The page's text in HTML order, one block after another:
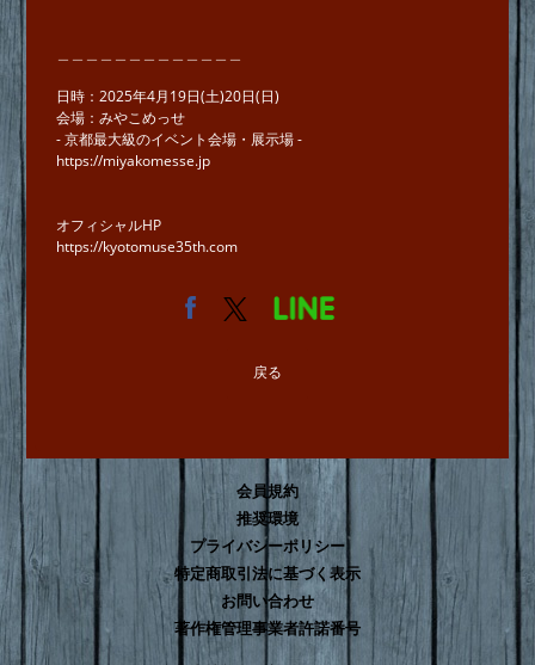
日時：2025年4月19日(土)20日(日)
会場：みやこめっせ
- 京都最大級のイベント会場・展示場 -
https://miyakomesse.jp
オフィシャルHP
https://kyotomuse35th.com
戻る
会員規約
推奨環境
プライバシーポリシー
特定商取引法に基づく表示
お問い合わせ
著作権管理事業者許諾番号